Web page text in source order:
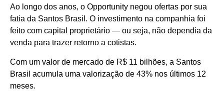
Ao longo dos anos, o Opportunity negou ofertas por sua
fatia da Santos Brasil. O investimento na companhia foi
feito com capital proprietário — ou seja, não dependia da
venda para trazer retorno a cotistas.
Com um valor de mercado de R$ 11 bilhões, a Santos
Brasil acumula uma valorização de 43% nos últimos 12
meses.